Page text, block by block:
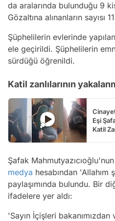
da aralarında bulunduğu 9
Gözaltına alınanların sayısı
Şüphelilerin evlerinde
ele geçirildi. Şüphelilerin
sürdüğü öğrenildi.
Katil zanlılarının
Eşi
Katil
Şafak
medya hesabından 'Allahım
paylaşımında bulundu. Bir
ifadelere yer aldı:
'Sayın İçişleri